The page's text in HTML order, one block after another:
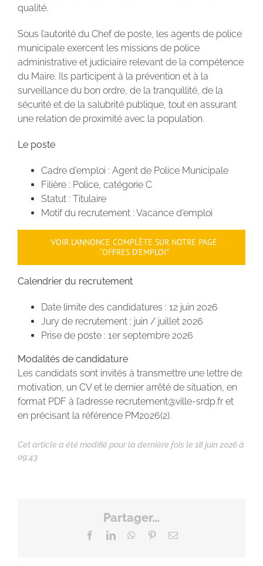
qualité.
Sous l’autorité du Chef de poste, les agents de police
municipale exercent les missions de police
administrative et judiciaire relevant de la compétence
du Maire. Ils participent à la prévention et à la
surveillance du bon ordre, de la tranquillité, de la
sécurité et de la salubrité publique, tout en assurant
une relation de proximité avec la population.
Le poste
Cadre d’emploi : Agent de Police Municipale
Filière : Police, catégorie C
Statut : Titulaire
Motif du recrutement : Vacance d’emploi
VOIR L’ANNONCE COMPLÈTE SUR NOTRE PAGE
“OFFRES D’EMPLOI”
Calendrier du recrutement
Date limite des candidatures : 12 juin 2026
Jury de recrutement : juin / juillet 2026
Prise de poste : 1er septembre 2026
Modalités de candidature
Les candidats sont invités à transmettre une lettre de
motivation, un CV et le dernier arrêté de situation, en
format PDF à l’adresse recrutement@ville-srdp.fr et
en précisant la référence PM2026(2).
Cet article a été modifié pour la dernière fois le 18 juin 2026 à
09:43
Partager…
FacebookLinkedInWhatsApp
PinterestEmail